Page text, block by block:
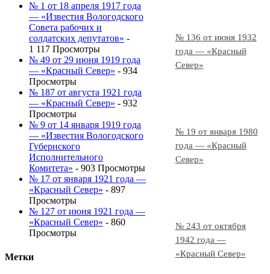
№ 136 от июня 1932
года — «Красный
Север»
№ 19 от января 1980
года — «Красный
Север»
№ 243 от октября
1942 года —
«Красный Север»
№ 1 от 18 апреля 1917 года
— «Известия Вологодского
Совета рабочих и
солдатских депутатов» -
1 117 Просмотры
№ 49 от 29 июня 1919 года
— «Красный Север» - 934
Просмотры
№ 187 от августа 1921 года
— «Красный Север» - 932
Просмотры
№ 9 от 14 января 1919 года
— «Известия Вологодского
Губернского
Исполнительного
Комитета» - 903 Просмотры
№ 17 от января 1921 года —
«Красный Север» - 897
Просмотры
№ 127 от июня 1921 года —
«Красный Север» - 860
Просмотры
Метки